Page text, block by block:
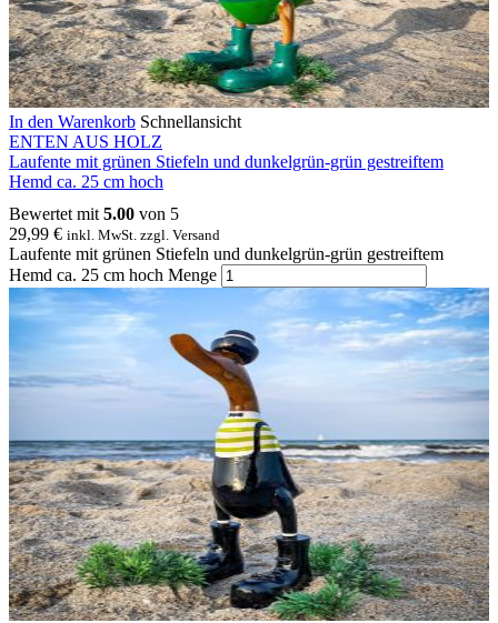
In den Warenkorb Schnellansicht
ENTEN AUS HOLZ
Laufente mit grünen Stiefeln und dunkelgrün-grün gestreiftem
Hemd ca. 25 cm hoch
Bewertet mit 5.00 von 5
29,99 € inkl. MwSt. zzgl. Versand
Laufente mit grünen Stiefeln und dunkelgrün-grün gestreiftem
Hemd ca. 25 cm hoch Menge